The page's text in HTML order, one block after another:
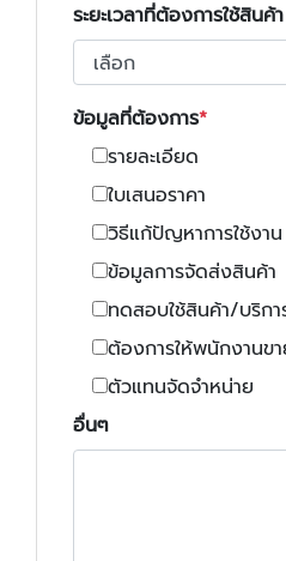
ระยะเวลาที่ต้องการใช้สินค้า
ข้อมูลที่ต้องการ
รายละเอียด
ใบเสนอราคา
วิธีแก้ปัญหาการใช้งาน
ข้อมูลการจัดส่งสินค้า
ทดสอบใช้สินค้า/บริกา
ต้องการให้พนักงาน
ตัวแทนจัดจำหน่าย
อื่นๆ